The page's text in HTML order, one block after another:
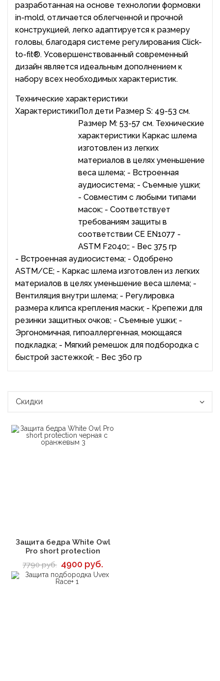
разработанная на основе технологии формовки
in-mold, отличается облегченной и прочной
конструкцией, легко адаптируется к размеру
головы, благодаря системе регулирования Click-
to-fit®. Усовершенствованный современный
дизайн является идеальным дополнением к
набору всех необходимых характеристик.
Технические характеристики
ХарактеристикиПол дети Размер S: 49-53 см.
Размер M: 53-57 см. Технические
характеристики Каркас шлема
изготовлен из легких
материалов в целях уменьшение
веса шлема; - Встроенная
аудиосистема; - Съемные ушки;
- Совместим с любыми типами
масок; - Соответствует
требованиям защиты в
соответствии CE EN1077 -
ASTM F2040;; - Вес 375 гр
- Встроенная аудиосистема; - Одобрено
ASTM/CE; - Каркас шлема изготовлен из легких
материалов в целях уменьшение веса шлема; -
Вентиляция внутри шлема; - Регулировка
размера клипса крепления маски; - Крепежи для
резинки защитных очков; - Съемные ушки; -
Эргономичная, гипоаллергенная, моющаяся
подкладка; - Мягкий ремешок для подбородка с
быстрой застежкой; - Вес 360 гр
Скидки
В корзину
Защита бедра White Owl
Pro short protection
7790 руб. 4900 руб.